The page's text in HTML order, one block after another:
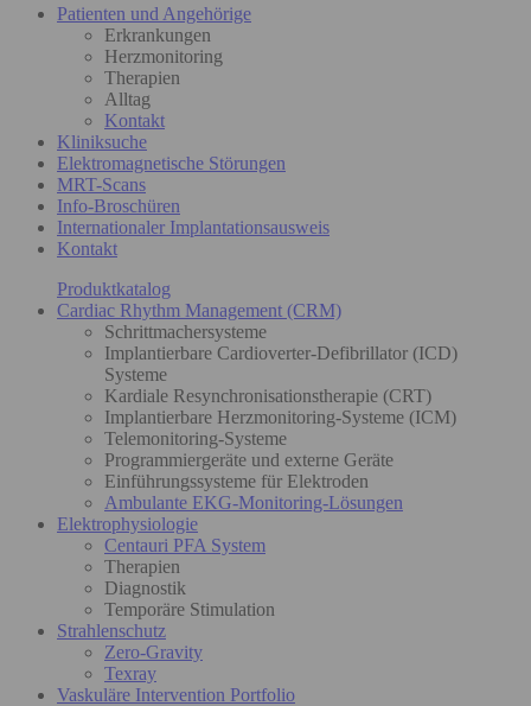
Patienten und Angehörige
Erkrankungen
Herzmonitoring
Therapien
Alltag
Kontakt
Kliniksuche
Elektromagnetische Störungen
MRT-Scans
Info-Broschüren
Internationaler Implantationsausweis
Kontakt
Produktkatalog
Cardiac Rhythm Management (CRM)
Schrittmachersysteme
Implantierbare Cardioverter-Defibrillator (ICD)
Systeme
Kardiale Resynchronisationstherapie (CRT)
Implantierbare Herzmonitoring-Systeme (ICM)
Telemonitoring-Systeme
Programmiergeräte und externe Geräte
Einführungssysteme für Elektroden
Ambulante EKG-Monitoring-Lösungen
Elektrophysiologie
Centauri PFA System
Therapien
Diagnostik
Temporäre Stimulation
Strahlenschutz
Zero-Gravity
Texray
Vaskuläre Intervention Portfolio